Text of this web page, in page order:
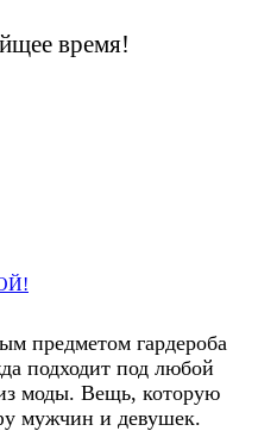
время!
предметом гардероба
подходит под любой
моды. Вещь, которую
мужчин и девушек.